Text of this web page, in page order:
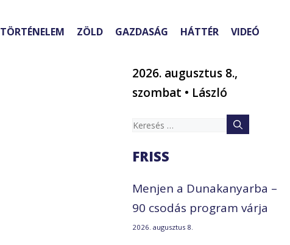
TÖRTÉNELEM ZÖLD GAZDASÁG HÁTTÉR VIDEÓ
2026. augusztus 8.,
szombat • László
Keresés:
FRISS
Menjen a Dunakanyarba –
90 csodás program várja
2026. augusztus 8.